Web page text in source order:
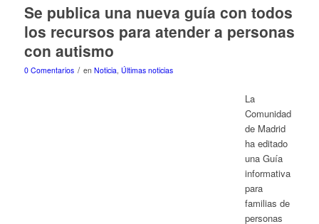
Se publica una nueva guía con todos
los recursos para atender a personas
con autismo
0 Comentarios / en Noticia Últimas noticias
La
Comunidad
de Madrid
ha editado
una Guía
informativa
para
familias de
personas